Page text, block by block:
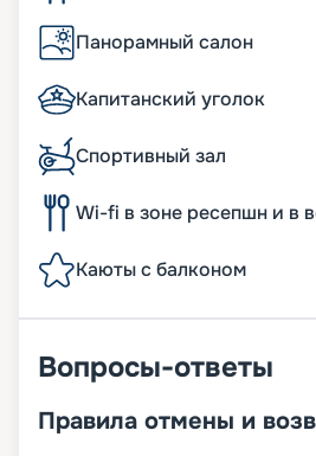
Панорамный салон
Капитанский уголок
Спортивный зал
Wi-fi в зоне ресепшн и в
Каюты с балконом
Вопросы-ответы
Правила отмены и